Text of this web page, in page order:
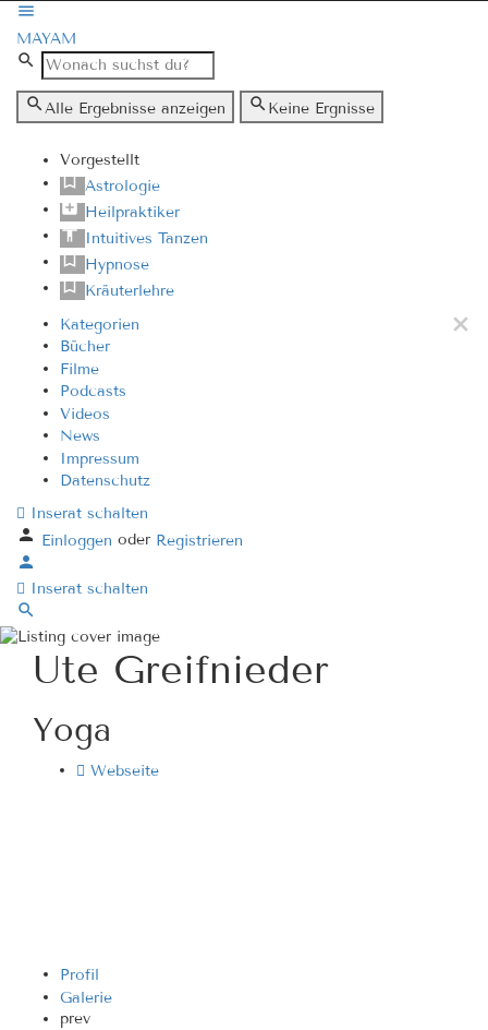
MAYAM
Alle Ergebnisse anzeigen Keine Ergnisse
Vorgestellt
Astrologie
Heilpraktiker
Intuitives Tanzen
Hypnose
Kräuterlehre
Kategorien
Bücher
Filme
Podcasts
Videos
News
Impressum
Datenschutz
Inserat schalten
Einloggen oder Registrieren
Inserat schalten
Ute Greifnieder
Yoga
Webseite
Profil
Galerie
prev